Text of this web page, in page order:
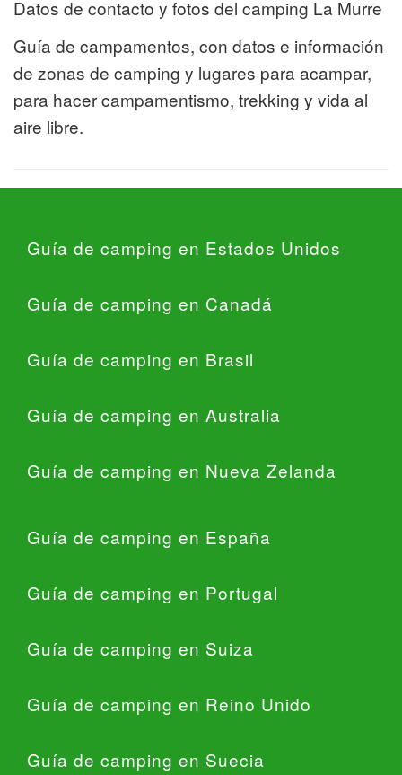
Datos de contacto y fotos del camping La Murre
Guía de campamentos, con datos e información
de zonas de camping y lugares para acampar,
para hacer campamentismo, trekking y vida al
aire libre.
Guía de camping en Estados Unidos
Guía de camping en Canadá
Guía de camping en Brasil
Guía de camping en Australia
Guía de camping en Nueva Zelanda
Guía de camping en España
Guía de camping en Portugal
Guía de camping en Suiza
Guía de camping en Reino Unido
Guía de camping en Suecia